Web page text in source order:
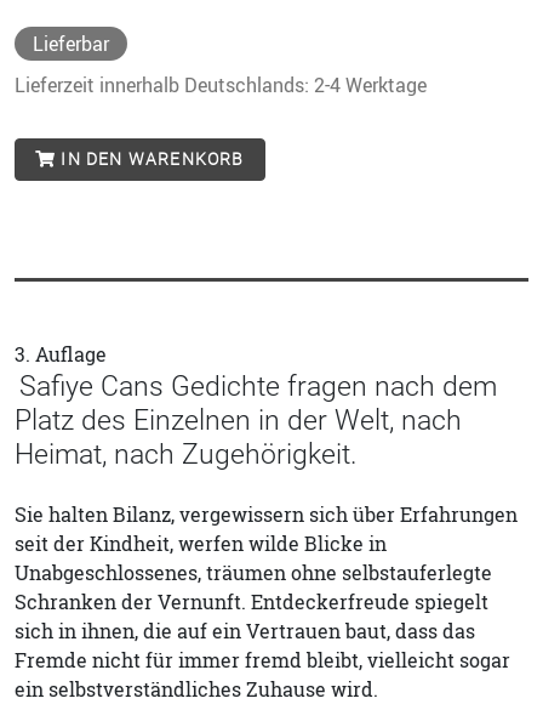
Lieferbar
Lieferzeit innerhalb Deutschlands: 2-4 Werktage
IN DEN WARENKORB
3. Auflage
Safiye Cans Gedichte fragen nach dem
Platz des Einzelnen in der Welt, nach
Heimat, nach Zugehörigkeit.
Sie halten Bilanz, vergewissern sich über Erfahrungen
seit der Kindheit, werfen wilde Blicke in
Unabgeschlossenes, träumen ohne selbstauferlegte
Schranken der Vernunft. Entdeckerfreude spiegelt
sich in ihnen, die auf ein Vertrauen baut, dass das
Fremde nicht für immer fremd bleibt, vielleicht sogar
ein selbstverständliches Zuhause wird.